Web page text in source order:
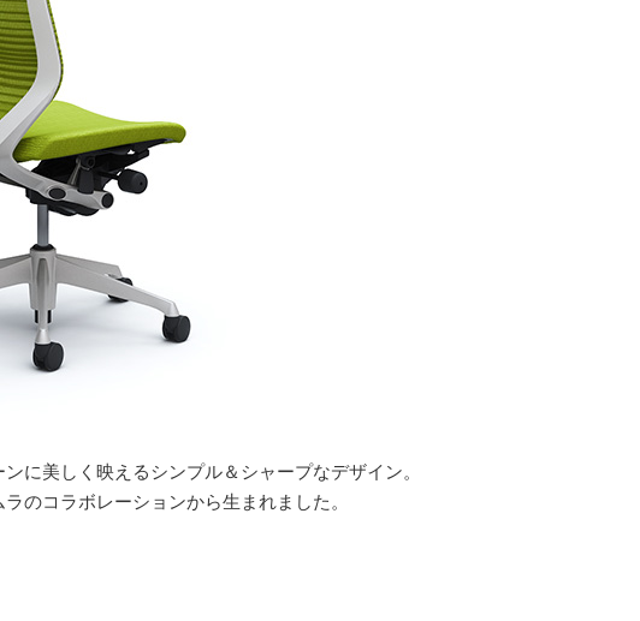
に美しく映えるシンプル＆シャープなデザイン。
のコラボレーションから生まれました。